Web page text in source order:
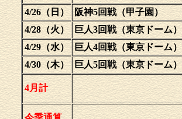
4/26（日） 阪神5回戦（甲子園）
4/28（火） 巨人3回戦（東京ドーム）
4/29（水） 巨人4回戦（東京ドーム）
4/30（木） 巨人5回戦（東京ドーム）
4月計